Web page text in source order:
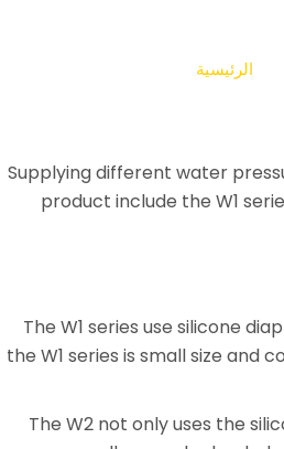
الرئيسية
Supplying different water
product include the W1
The W1 series use silicone
the W1 series is small size and
The W2 not only uses the